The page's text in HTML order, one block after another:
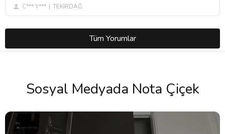
C*** Y*** TEKİRDAĞ
Tüm Yorumlar
Sosyal Medyada Nota Çiçek